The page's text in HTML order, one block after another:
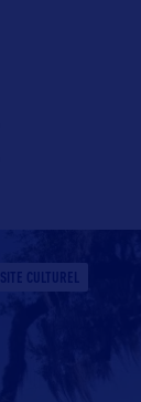
SITE CULTUREL